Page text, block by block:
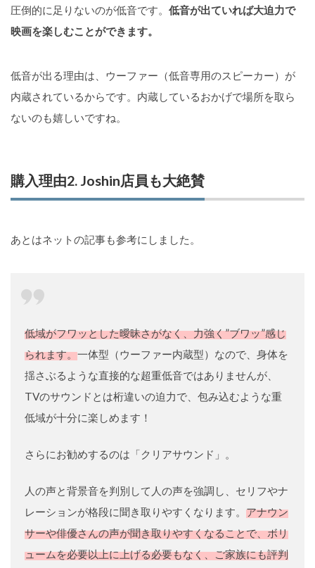
圧倒的に足りないのが低音です。 低音が出ていれば大迫力で
映画を楽しむことができます。
低音が出る理由は、ウーファー（低音専用のスピーカー）が
内蔵されているからです。内蔵しているおかげで場所を取ら
ないのも嬉しいですね。
購入理由2. Joshin店員も大絶賛
あとはネットの記事も参考にしました。
低域がフワッとした曖昧さがなく、力強く”ブワッ”感じ
られます。一体型（ウーファー内蔵型）なので、身体を
揺さぶるような直接的な超重低音ではありませんが、
TVのサウンドとは桁違いの迫力で、包み込むような重
低域が十分に楽しめます！
さらにお勧めするのは「クリアサウンド」。
人の声と背景音を判別して人の声を強調し、セリフやナ
レーションが格段に聞き取りやすくなります。 アナウン
サーや俳優さんの声が聞き取りやすくなることで、ボリ
ュームを必要以上に上げる必要もなく、ご家族にも評判